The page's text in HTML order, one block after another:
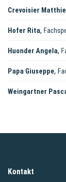
Crevoisier
Hofer Rita,
Huonder Angela,
Papa Giuseppe,
Weingartner
Kontakt